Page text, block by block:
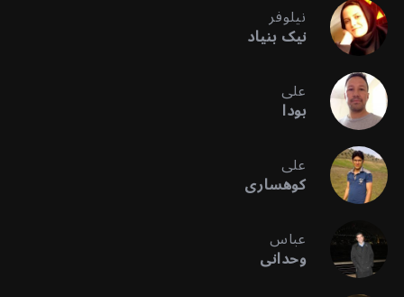
نیلوفر
نیک بنیاد
علی
بودا
علی
کوهساری
عباس
وحدانی